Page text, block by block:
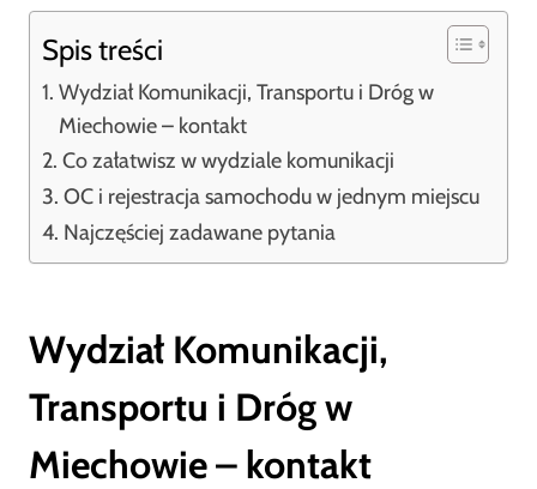
Spis treści
Wydział Komunikacji, Transportu i Dróg w
Miechowie – kontakt
Co załatwisz w wydziale komunikacji
OC i rejestracja samochodu w jednym miejscu
Najczęściej zadawane pytania
Wydział Komunikacji,
Transportu i Dróg w
Miechowie – kontakt